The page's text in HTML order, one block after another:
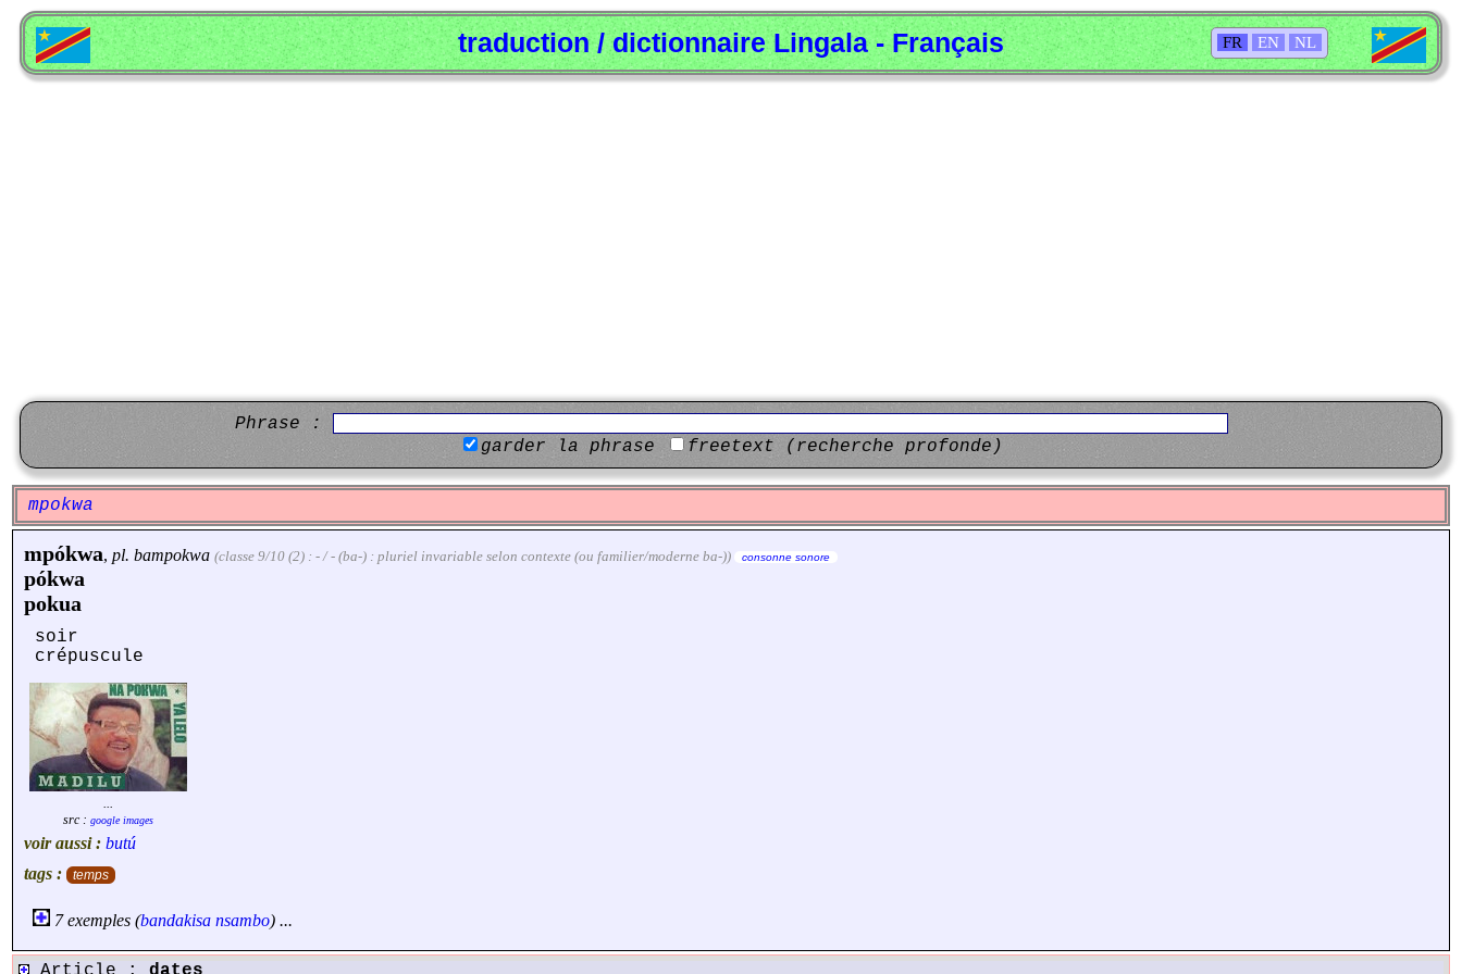
FR EN NL
traduction / dictionnaire Lingala - Français
Phrase :
garder la phrase
freetext (recherche profonde)
mpokwa
mpókwa, pl. bampokwa (classe 9/10 (2) : - / - (ba-) : pluriel invariable selon contexte (ou familier/moderne ba-)) consonne sonore
pókwa
pokua
soir
crépuscule
...
src : google images
voir aussi : butú
tags :
temps
7 exemples (bandakisa nsambo) ...